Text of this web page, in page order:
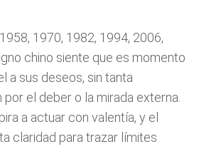
1970, 1982, 1994, 2006,
chino siente que es momento
a sus deseos, sin tanta
el deber o la mirada externa.
a actuar con valentía, y el
claridad para trazar límites